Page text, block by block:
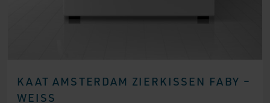
KAAT AMSTERDAM ZIERKISSEN FABY –
WEISS